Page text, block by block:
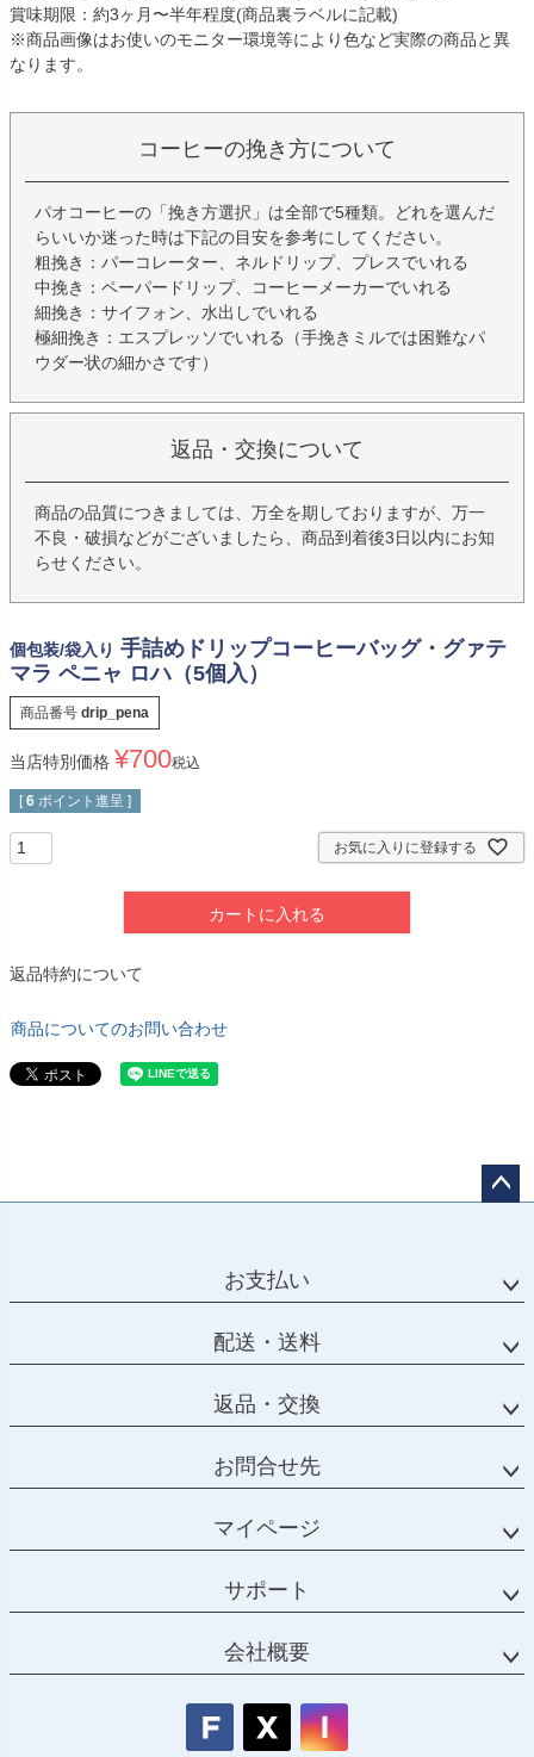
賞味期限：約3ヶ月〜半年程度(商品裏ラベルに記載)
※商品画像はお使いのモニター環境等により色など実際の商品と異
なります。
コーヒーの挽き方について
パオコーヒーの「挽き方選択」は全部で5種類。どれを選んだ
らいいか迷った時は下記の目安を参考にしてください。
粗挽き：パーコレーター、ネルドリップ、プレスでいれる
中挽き：ペーパードリップ、コーヒーメーカーでいれる
細挽き：サイフォン、水出しでいれる
極細挽き：エスプレッソでいれる（手挽きミルでは困難なパ
ウダー状の細かさです）
返品・交換について
商品の品質につきましては、万全を期しておりますが、万一
不良・破損などがございましたら、商品到着後3日以内にお知
らせください。
個包装/袋入り 手詰めドリップコーヒーバッグ・グァテ
マラ ペニャ ロハ（5個入）
商品番号 drip_pena
当店特別価格 ¥700税込
[ 6 ポイント進呈 ]
お気に入りに登録する
カートに入れる
返品特約について
商品についてのお問い合わせ
お支払い
配送・送料
返品・交換
お問合せ先
マイページ
サポート
会社概要